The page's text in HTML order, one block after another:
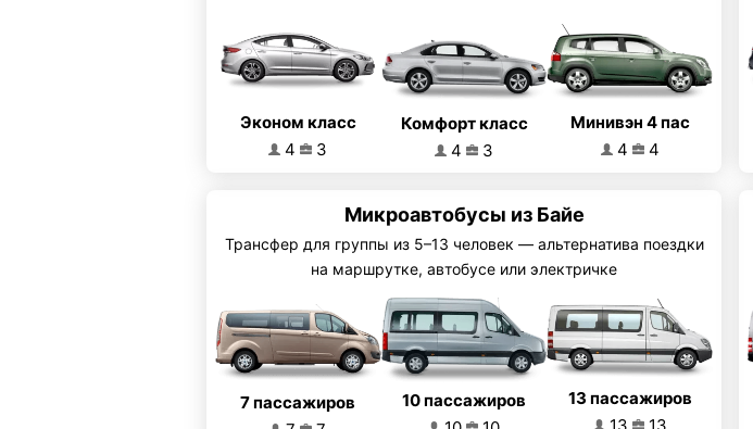
Эконом класс
4
3
Комфорт класс
4
3
Минивэн 4 пас
4
4
Микроавтобусы из Байе
Трансфер для группы из 5–13 человек — альтернатива поездки
на маршрутке, автобусе или электричке
7 пассажиров
10 пассажиров
13 пассажиров